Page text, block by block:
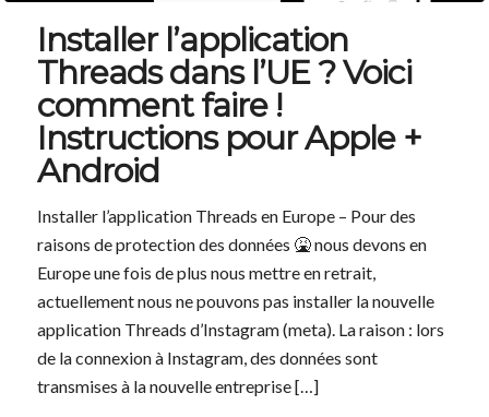
Installer l’application
Threads dans l’UE ? Voici
comment faire !
Instructions pour Apple +
Android
Installer l’application Threads en Europe – Pour des
raisons de protection des données 🤮 nous devons en
Europe une fois de plus nous mettre en retrait,
actuellement nous ne pouvons pas installer la nouvelle
application Threads d’Instagram (meta). La raison : lors
de la connexion à Instagram, des données sont
transmises à la nouvelle entreprise […]